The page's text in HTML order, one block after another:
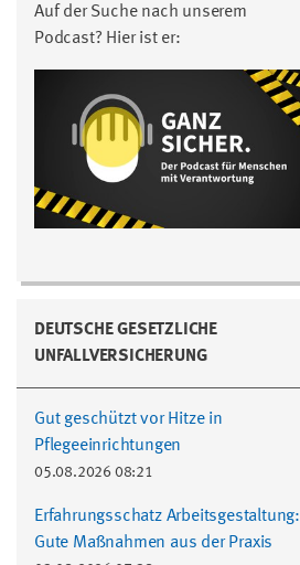
Auf der Suche nach unserem
Podcast? Hier ist er:
DEUTSCHE GESETZLICHE
UNFALLVERSICHERUNG
Gut geschützt vor Hitze in
Pflegeeinrichtungen
05.08.2026 08:21
Erfahrungsschatz Arbeitsgestaltung:
Gute Maßnahmen aus der Praxis